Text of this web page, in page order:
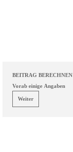
BEITRAG BERECHNEN
Vorab einige Angaben